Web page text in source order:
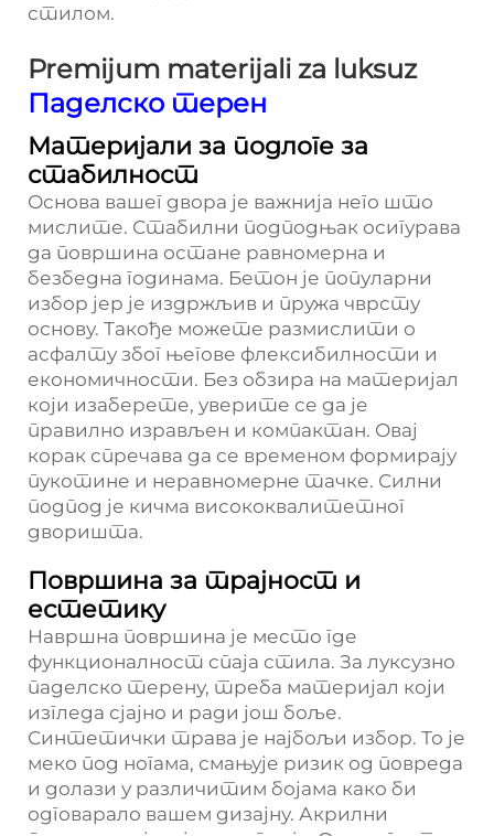
стилом.
Premijum materijali za luksuz
Паделско терен
Материјали за подлоге за
стабилност
Основа вашег двора је важнија него што
мислите. Стабилни подподњак осигурава
да површина остане равномерна и
безбедна годинама. Бетон је популарни
избор јер је издржљив и пружа чврсту
основу. Такође можете размислити о
асфалту због његове флексибилности и
економичности. Без обзира на материјал
који изаберете, уверите се да је
правилно изрављен и компактан. Овај
корак спречава да се временом формирају
пукотине и неравномерне тачке. Силни
подпод је кичма висококвалитетног
дворишта.
Површина за трајност и
естетику
Навршна површина је место где
функционалност спаја стила. За луксузно
паделско терену, треба материјал који
изгледа сјајно и ради још боље.
Синтетички трава је најбољи избор. То је
меко под ногама, смањује ризик од повреда
и долази у различитим бојама како би
одговарало вашем дизајну. Акрилни